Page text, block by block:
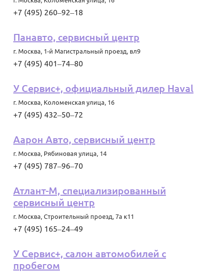
+7 (495) 260‒92‒18
Панавто, сервисный центр
г. Москва, 1-й Магистральный проезд, вл9
+7 (495) 401‒74‒80
У Сервис+, официальный дилер Haval
г. Москва, Коломенская улица, 16
+7 (495) 432‒50‒72
Аарон Авто, сервисный центр
г. Москва, Рябиновая улица, 14
+7 (495) 787‒96‒70
Атлант-М, специализированный
сервисный центр
г. Москва, Строительный проезд, 7а к11
+7 (495) 165‒24‒49
У Сервис+, салон автомобилей с
пробегом